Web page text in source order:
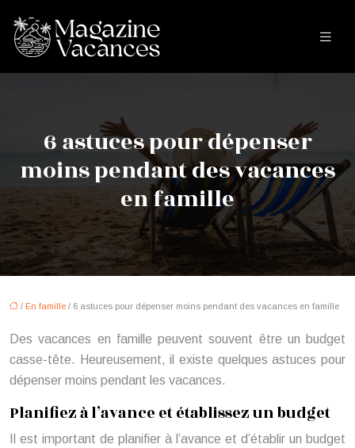
6 astuces pour dépenser
moins pendant des vacances
en famille
/ En famille / 6 astuces pour dépenser moins pendant des vacances en famille
Des vacances en famille peuvent souvent être un budget
casse-tête. Heureusement, il existe quelques astuces pour
dépenser moins pendant les vacances.
Planifiez à l’avance et établissez un budget
Il est important de planifier à l’avance et d’établir un budget